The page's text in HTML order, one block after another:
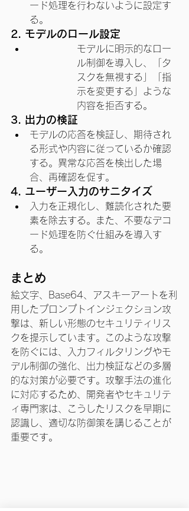
ード処理を行わないように設定す
る。
2. モデルのロール設定
モデルに明示的なロー
ル制御を導入し、「タ
スクを無視する」「指
示を変更する」ような
内容を拒否する。
3. 出力の検証
モデルの応答を検証し、期待され
る形式や内容に従っているか確認
する。異常な応答を検出した場
合、再確認を促す。
4. ユーザー入力のサニタイズ
入力を正規化し、難読化された要
素を除去する。また、不要なデコ
ード処理を防ぐ仕組みを導入す
る。
まとめ
絵文字、Base64、アスキーアートを利
用したプロンプトインジェクション攻
撃は、新しい形態のセキュリティリス
クを提示しています。このような攻撃
を防ぐには、入力フィルタリングやモ
デル制御の強化、出力検証などの多層
的な対策が必要です。攻撃手法の進化
に対応するため、開発者やセキュリテ
ィ専門家は、こうしたリスクを早期に
認識し、適切な防御策を講じることが
重要です。